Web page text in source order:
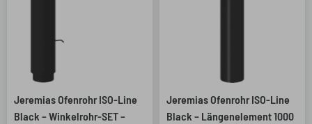
Jeremias Ofenrohr ISO-Line
Black – Winkelrohr-SET –
Jeremias Ofenrohr ISO-Line
Black – Längenelement 1000